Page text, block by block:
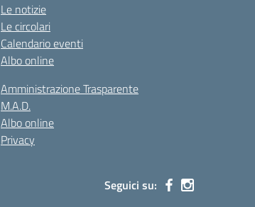
Le notizie
Le circolari
Calendario eventi
Albo online
Amministrazione Trasparente
M.A.D.
Albo online
Privacy
Seguici su: